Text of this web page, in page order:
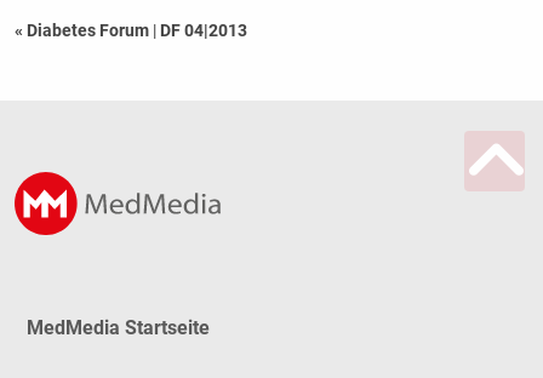
« Diabetes Forum | DF 04|2013
MedMedia Startseite